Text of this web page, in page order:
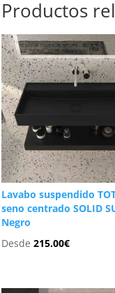
Productos
Lavabo suspendido
seno centrado SOLID
Negro
Desde215.00€